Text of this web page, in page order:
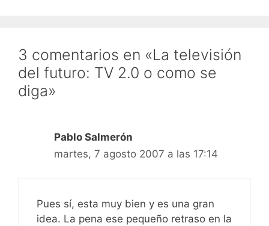
3 comentarios en «La televisión
del futuro: TV 2.0 o como se
diga»
Pablo Salmerón
martes, 7 agosto 2007 a las 17:14
Pues sí, esta muy bien y es una gran
idea. La pena ese pequeño retraso en la